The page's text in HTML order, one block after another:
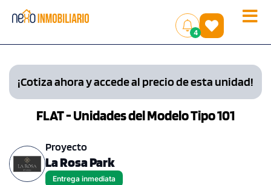
Toggle
4
()
¡Cotiza ahora y accede al precio de esta unidad!
FLAT - Unidades del Modelo Tipo 101
Proyecto
La Rosa Park
Entrega inmediata